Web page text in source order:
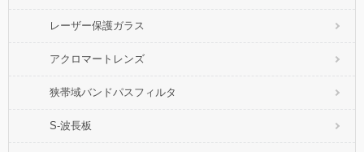
レーザー保護ガラス
アクロマートレンズ
狭帯域バンドパスフィルタ
S-波長板